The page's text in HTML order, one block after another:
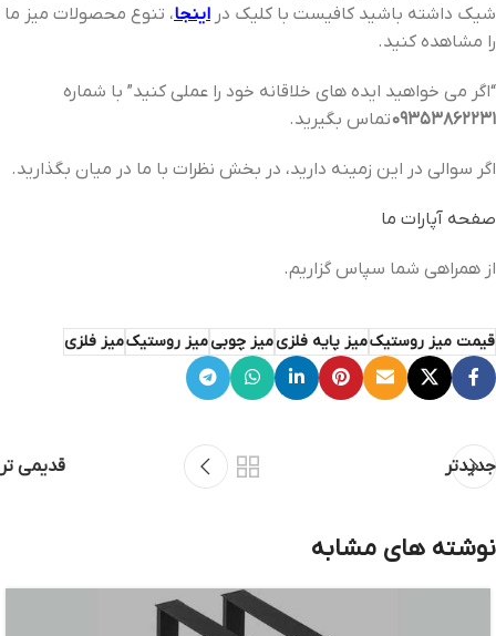
شیک داشته باشید کافیست با کلیک در اینجا، تنوع محصولات میز ما
را مشاهده کنید.
“اگر می خواهید ایده های خلاقانه خود را عملی کنید” با شماره
09353862231تماس بگیرید.
اگر سوالی در این زمینه دارید، در بخش نظرات با ما در میان بگذارید.
صفحه آپارات ما
از همراهی شما سپاس گزاریم.
قیمت میز روستیکمیز پایه فلزیمیز چوبیمیز روستیکمیز فلزی
جدیدتر قدیمی تر
نوشته های مشابه